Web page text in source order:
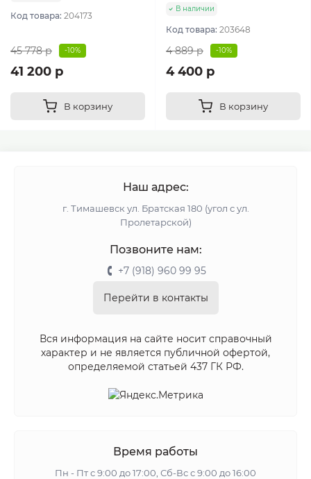
Код товара: 204173
45 778 р -10%
41 200 р
В корзину
В наличии
Код товара: 203648
4 889 р -10%
4 400 р
В корзину
Наш адрес:
г. Тимашевск ул. Братская 180 (угол с ул.
Пролетарской)
Позвоните нам:
+7 (918) 960 99 95
Перейти в контакты
Вся информация на сайте носит справочный
характер и не является публичной офертой,
определяемой статьей 437 ГК РФ.
Время работы
Пн - Пт с 9:00 до 17:00, Сб-Вс с 9:00 до 16:00